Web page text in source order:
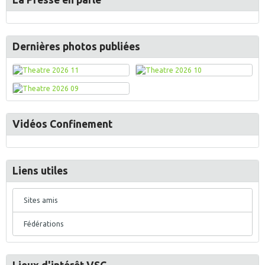
Dernières photos publiées
Vidéos Confinement
Liens utiles
Sites amis
Fédérations